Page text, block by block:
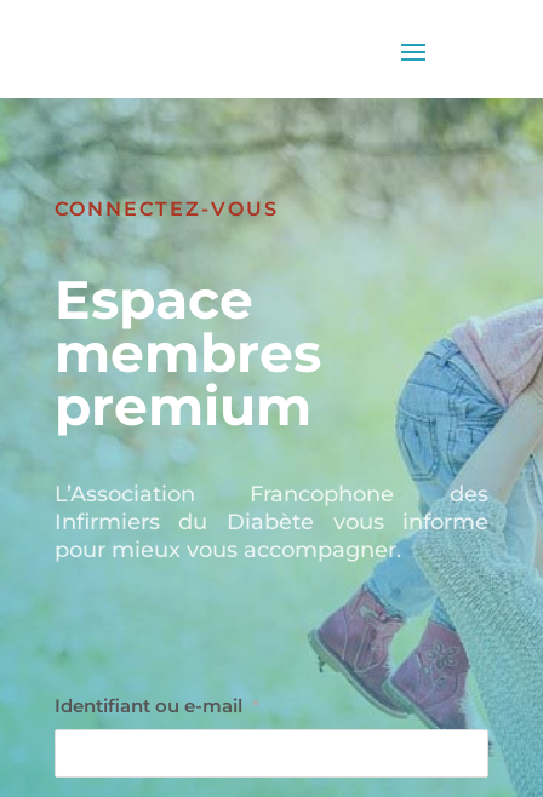
CONNECTEZ-VOUS
Espace
membres
premium
L’Association Francophone des
Infirmiers du Diabète vous informe
pour mieux vous accompagner.
Identifiant ou e-mail *